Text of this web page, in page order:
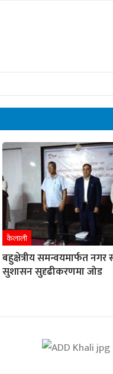
कैलाली
बहुक्षेत्रीय समन्वयमार्फत नगर
सुशासन सुदृढीकरणमा जोड